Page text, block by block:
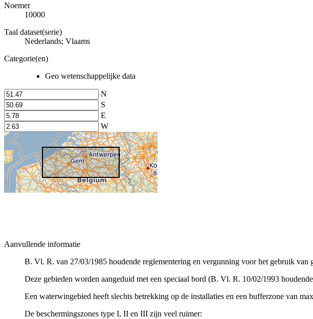
Noemer
10000
Taal dataset(serie)
Nederlands; Vlaams
Categorie(en)
Geo wetenschappelijke data
N
S
E
W
Aanvullende informatie
B. Vl. R. van 27/03/1985 houdende reglementering en vergunning voor het gebruik van
Deze gebieden worden aangeduid met een speciaal bord (B. Vl. R. 10/02/1993
Een waterwingebied heeft slechts betrekking op de installaties en een bufferzone van
De beschermingszones type I, II en III zijn veel ruimer: